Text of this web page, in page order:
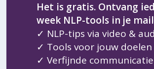
Het is gratis. Ontvang
week NLP-tools in je
✓ NLP-tips via video &
✓ Tools voor jouw doelen
✓ Verfijnde communicatie